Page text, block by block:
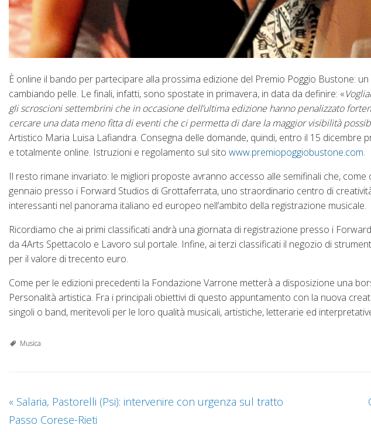
È online il bando per partecipare alla prossima edizione del Premio Poggio Bustone:
cambiando pelle. Le finali, infatti, sono spostate in primavera, in data da definire: «
gli scroscioni settembrini che in occasione dell’ultima edizione hanno penalizzato
cercare una data meno fitta di eventi che ci permetta di dare la maggior visibilità
Artistico Maria Luisa Lafiandra. Consegna delle domande, quindi, entro il 15 dicembre
e totalmente online. Istruzioni e regolamento sul sito www.premiopoggiobustone.com.
Il resto rimane invariato: le migliori proposte avranno accesso alle semifinali che,
gennaio presso i Forward Studios di Grottaferrata, uno straordinario centro di
interessanti nel panorama italiano ed europeo nell’ambito della registrazione musicale.
Ricordiamo che ai primi classificati andrà una giornata di registrazione presso i
da 4Arts Spettacolo e Lavoro sul portale. Infine, ai terzi classificati il negozio di
per il valore di trecento euro.
Come per le edizioni precedenti la Fondazione Varrone metterà a disposizione una
Personalità artistica. Fra i principali obiettivi di questo appuntamento con la nuova
singoli o band, meritevoli per le loro qualità musicali, artistiche, letterarie ed
Musica
« Salaria, Pastorelli (Psi): intervenire con urgenza sul tratto
Passo Corese-Rieti